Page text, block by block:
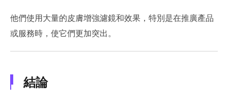
他們使用大量的皮膚增強濾鏡和效果，特別是在推廣產品
或服務時，使它們更加突出。
結論